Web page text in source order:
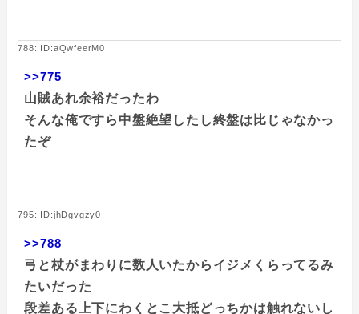
788: ID:aQwfeerM0
>>775
山賊あれ余裕だったわ
そんな俺ですら中盤絶望したし終盤は比じゃなかっ
たぞ
795: ID:jhDgvgzy0
>>788
弓と杖がまわりに数人いたからイジメくらってるみ
たいだった
段差ある上下にわくとこ大抵どっちかは触れないし